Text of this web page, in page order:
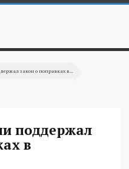
закон о поправках в...
поддержал
в